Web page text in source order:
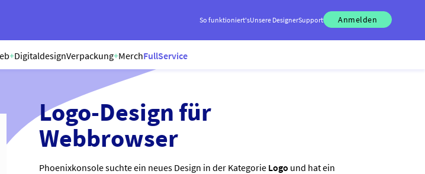
So funktioniert'sUnsere DesignerSupport Anmelden
+DigitaldesignVerpackung+MerchFullService
Logo-Design für
Webbrowser
Phoenixkonsole suchte ein neues Design in der Kategorie Logo und hat ein